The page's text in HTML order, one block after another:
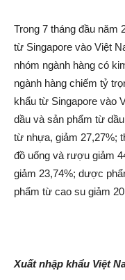
Trong 7 tháng đầu năm
từ Singapore vào Việt
nhóm ngành hàng có
ngành hàng chiếm tỷ
khẩu từ Singapore vào
dầu và sản phẩm từ
từ nhựa, giảm 27,27%;
đồ uống và rượu giảm
giảm 23,74%; dược
phẩm từ cao su giảm
Xuất nhập khẩu Việt